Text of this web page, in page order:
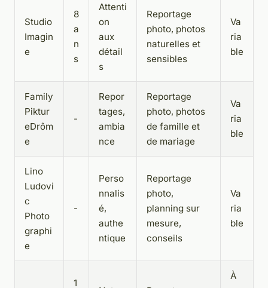
Studio
Imagin
e
8
a
n
s
Attenti
on
aux
détail
s
Reportage
photo, photos
naturelles et
sensibles
Va
ria
ble
Family
Piktur
eDrôm
e
-
Repor
tages,
ambia
nce
Reportage
photo, photos
de famille et
de mariage
Va
ria
ble
Lino
Ludovi
c
Photo
graphi
e
-
Perso
nnalis
é,
authe
ntique
Reportage
photo,
planning sur
mesure,
conseils
Va
ria
ble
1
À